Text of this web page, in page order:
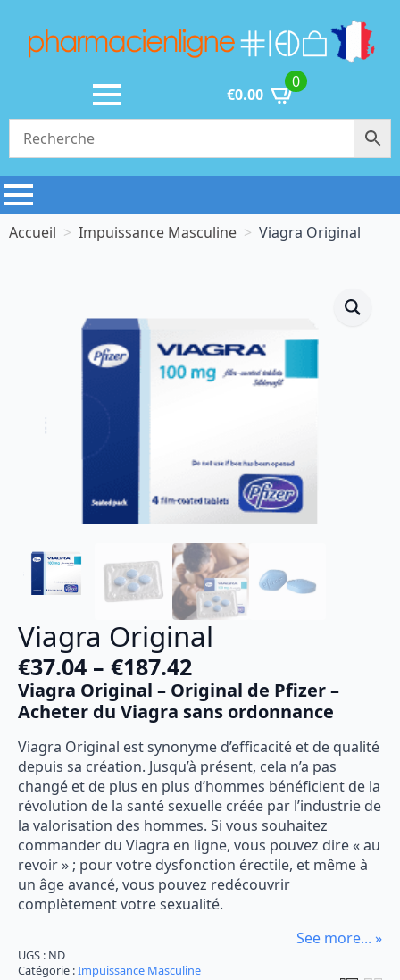
€0.00
0
Accueil Impuissance Masculine Viagra Original
Viagra Original
€37.04 – €187.42
Plage
de
€37.04
à
€187.42
Viagra Original – Original de Pfizer –
Acheter du Viagra sans ordonnance
Viagra Original est synonyme d’efficacité et de qualité
depuis sa création. Jusqu’à présent, cela n’a pas
changé et de plus en plus d’hommes bénéficient de la
révolution de la santé sexuelle créée par l’industrie de
la valorisation des hommes. Si vous souhaitez
commander du Viagra en ligne, vous pouvez dire « au
revoir » ; pour votre dysfonction érectile, et même à
un âge avancé, vous pouvez redécouvrir
complètement votre sexualité.
See more... »
UGS : ND
Catégorie :Impuissance Masculine